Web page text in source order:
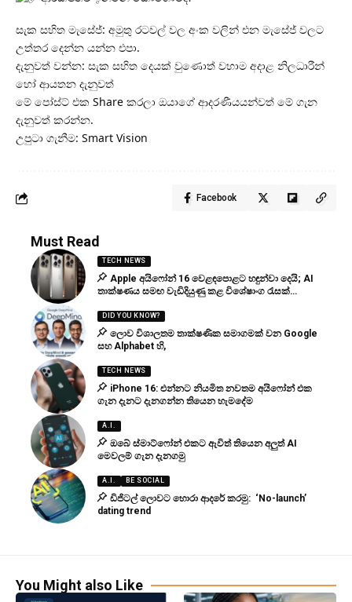
​සැක සහිත මැසේජ්: අමුතු රටවල් වල අංක වලින් එන මැසේජ් වලට
උත්තර දෙන්න යන්න එපා.
​දැනුවත් වන්න: සැක සහිත දෙයක් වුණොත් වහාම අදාළ නිලධාරීන්
හෝ ආයතන දැනුවත්
මේ පෝස්ට් එක Share කරලා ඔයාගේ ආදරණීයයන්වත් මේ ගැන
දැනුවත් කරන්න.
උපුටා ගැනීම: Smart Vision
Facebook
Must Read
TECH NEWS
Apple අයිෆෝන් 16 වෙළඳපොළට හඳුන්වා දෙයි; AI
තාක්ෂණය සමඟ වැඩිදියුණු කළ විශේෂාංග රැසක්…
DID YOU KNOW?
ලොව විශාලතම තාක්ෂණික සමාගමක් වන Google
සහ Alphabet හි,
TECH NEWS
iPhone 16: එන්නට නියමිත නවතම අයිෆෝන් එක
ගැන දැනට දැනගන්න තියෙන හැමදේම
A.I.
ඔබේ ස්මාට්ෆෝන් එකට ඇවිත් තියෙන අලුත් AI
මෙවලම් ගැන දැනගමු
A.I. BE SOCIAL
ඩිජිටල් ලොවට හොරා ආදරේ කරමු: ‘No-launch’
dating trend
You Might also Like